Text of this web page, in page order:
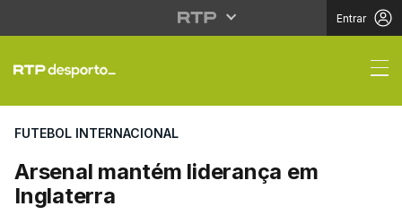
Entrar
Arsenal mantém
FUTEBOL INTERNACIONAL
Arsenal mantém liderança em
Inglaterra